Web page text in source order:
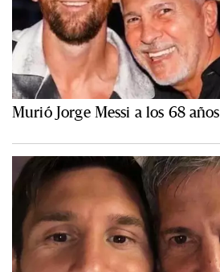
Murió Jorge Messi a los 68 años